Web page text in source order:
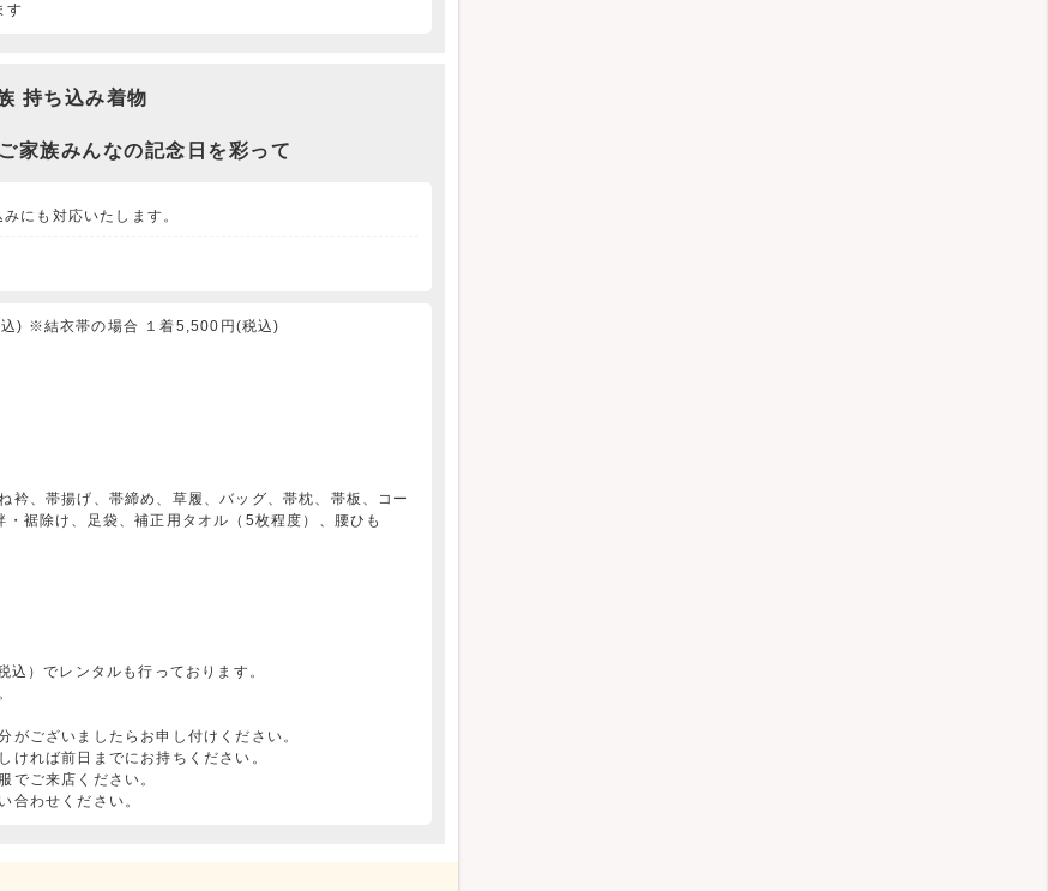
す
持ち込み着物
家族みんなの記念日を彩って
にも対応いたします。
) ※結衣帯の場合 １着5,500円(税込)
衿、帯揚げ、帯締め、草履、バッグ、帯枕、帯板、コー
裾除け、足袋、補正用タオル（5枚程度）、腰ひも
）でレンタルも行っております。
ございましたらお申し付けください。
れば前日までにお持ちください。
でご来店ください。
合わせください。